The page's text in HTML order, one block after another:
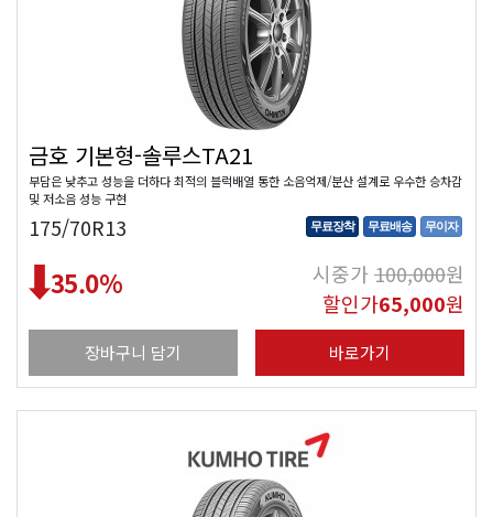
금호 기본형-솔루스TA21
부담은 낮추고 성능을 더하다 최적의 블럭배열 통한 소음억제/분산 설계로 우수한 승차감
및 저소음 성능 구현
175/70R13 무료장착 무료배송 무이자
35.0% 시중가100,000원
할인가65,000원
장바구니 담기 바로가기